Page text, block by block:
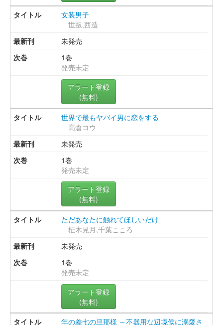
女装男子
世叛,西造
未発売
1巻
発売未定
アラート登録
(無料)
世界で最もヤバイ男に恋をする
高倉コウ
未発売
1巻
発売未定
アラート登録
(無料)
ただあなたに触れてほしいだけ
柾木見月,千葉こころ
未発売
1巻
発売未定
アラート登録
(無料)
年の差七の旦那様 ～不器用な辺境侯に溺愛さ